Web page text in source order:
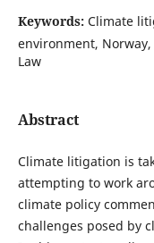
Keywords: Climate
environment,
Law
Abstract
Climate litigation is
attempting to work
climate policy
challenges posed by